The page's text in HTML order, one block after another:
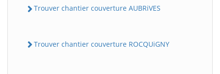
Trouver chantier couverture AUBRiVES
Trouver chantier couverture ROCQUiGNY